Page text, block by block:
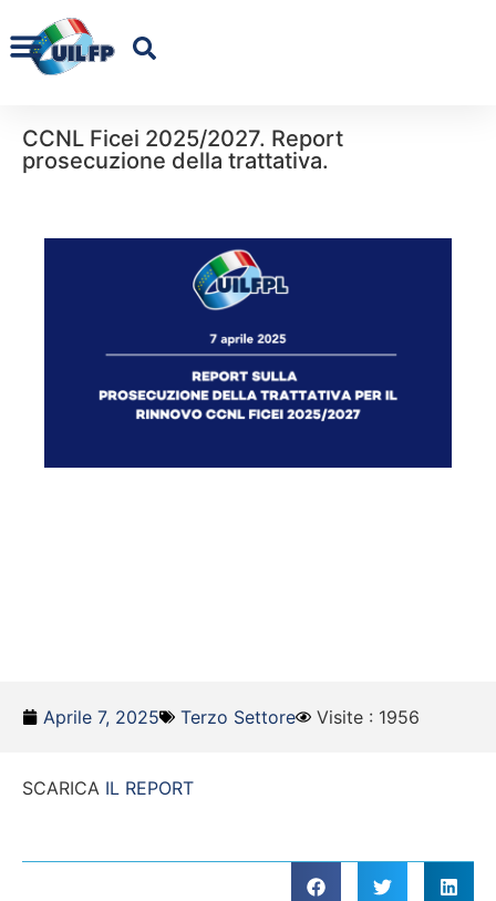
CCNL Ficei 2025/2027. Report
prosecuzione della trattativa.
Aprile 7, 2025 Terzo Settore Visite : 1956
SCARICA IL REPORT